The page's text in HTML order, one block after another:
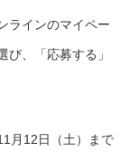
ラインのマイペー
、「応募する」
月12日（土）まで